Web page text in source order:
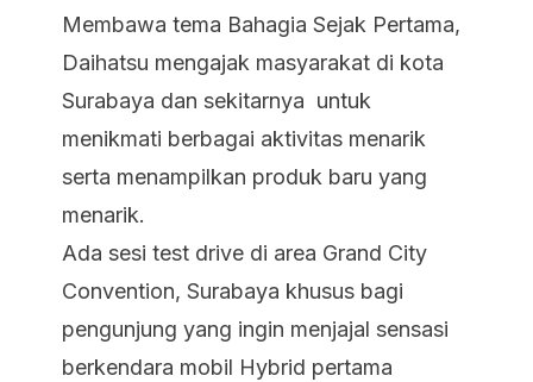
Membawa tema Bahagia Sejak Pertama,
Daihatsu mengajak masyarakat di kota
Surabaya dan sekitarnya untuk
menikmati berbagai aktivitas menarik
serta menampilkan produk baru yang
menarik.
Ada sesi test drive di area Grand City
Convention, Surabaya khusus bagi
pengunjung yang ingin menjajal sensasi
berkendara mobil Hybrid pertama